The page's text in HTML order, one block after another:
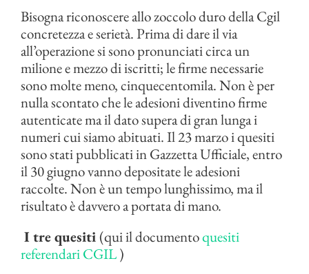
Bisogna riconoscere allo zoccolo duro della Cgil
concretezza e serietà. Prima di dare il via
all’operazione si sono pronunciati circa un
milione e mezzo di iscritti; le firme necessarie
sono molte meno, cinquecentomila. Non è per
nulla scontato che le adesioni diventino firme
autenticate ma il dato supera di gran lunga i
numeri cui siamo abituati. Il 23 marzo i quesiti
sono stati pubblicati in Gazzetta Ufficiale, entro
il 30 giugno vanno depositate le adesioni
raccolte. Non è un tempo lunghissimo, ma il
risultato è davvero a portata di mano.
I tre quesiti(qui il documentoquesiti
referendari CGIL)